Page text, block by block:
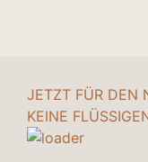
JETZT FÜR DEN
KEINE